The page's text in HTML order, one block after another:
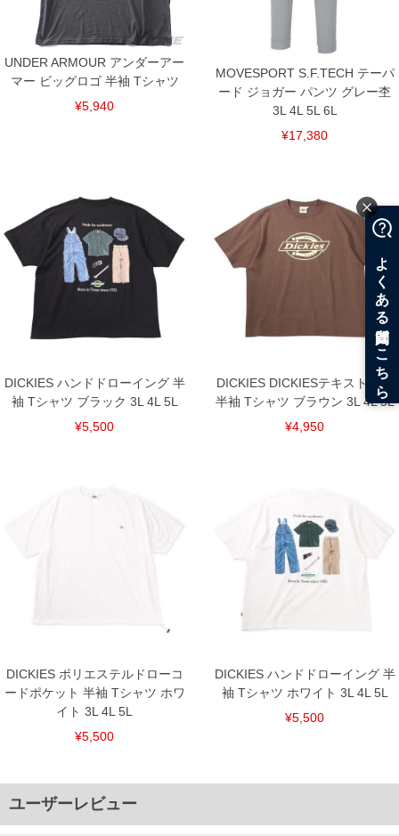
UNDER ARMOUR アンダーアー
マー ビッグロゴ 半袖 Tシャツ
¥5,940
MOVESPORT S.F.TECH テーパ
ード ジョガー パンツ グレー杢
3L 4L 5L 6L
¥17,380
DICKIES ハンドドローイング 半
袖 Tシャツ ブラック 3L 4L 5L
¥5,500
DICKIES DICKIESテキストロゴ
半袖 Tシャツ ブラウン 3L 4L 5L
¥4,950
DICKIES ポリエステルドローコ
ードポケット 半袖 Tシャツ ホワ
イト 3L 4L 5L
¥5,500
DICKIES ハンドドローイング 半
袖 Tシャツ ホワイト 3L 4L 5L
¥5,500
ユーザーレビュー